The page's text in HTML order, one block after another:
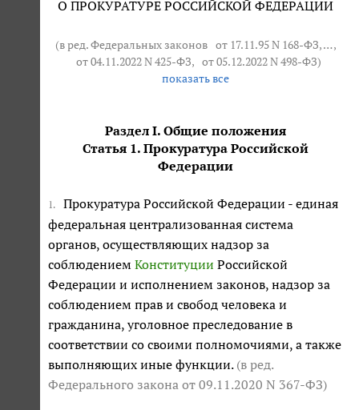
О ПРОКУРАТУРЕ РОССИЙСКОЙ ФЕДЕРАЦИИ
(в ред. Федеральных законов от 17.11.95 N 168-ФЗ, … ,
от 04.11.2022 N 425-ФЗ, от 05.12.2022 N 498-ФЗ)
показать все
Раздел I. Общие положения
Статья 1. Прокуратура Российской
Федерации
1.
Прокуратура Российской Федерации - единая
федеральная централизованная система
органов, осуществляющих надзор за
соблюдением Конституции Российской
Федерации и исполнением законов, надзор за
соблюдением прав и свобод человека и
гражданина, уголовное преследование в
соответствии со своими полномочиями, а также
выполняющих иные функции. (в ред.
Федерального закона от 09.11.2020 N 367-ФЗ)